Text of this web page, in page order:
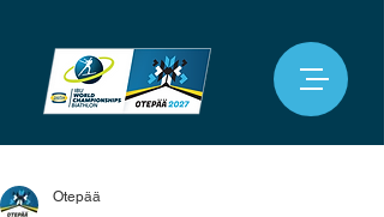
Otepää